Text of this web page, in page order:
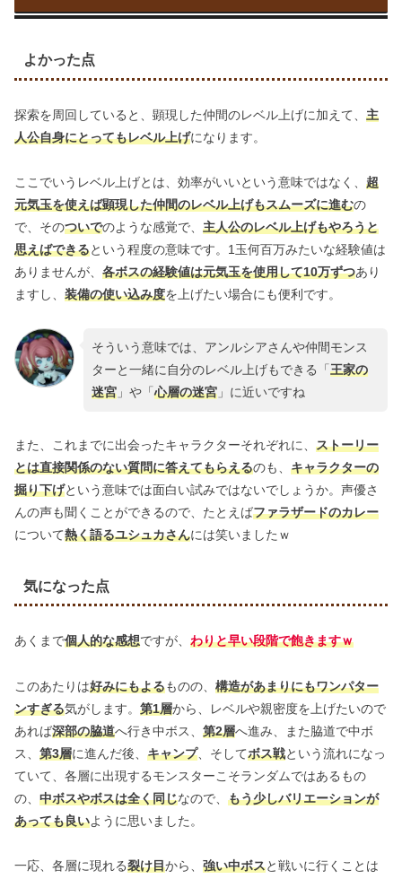
よかった点
探索を周回していると、顕現した仲間のレベル上げに加えて、 主
人公自身にとってもレベル上げになります。
ここでいうレベル上げとは、効率がいいという意味ではなく、 超
元気玉を使えば顕現した仲間のレベル上げもスムーズに進むの
で、そのついでのような感覚で、 主人公のレベル上げもやろうと
思えばできるという程度の意味です。1玉何百万みたいな経験値は
ありませんが、 各ボスの経験値は元気玉を使用して10万ずつあり
ますし、 装備の使い込み度を上げたい場合にも便利です。
そういう意味では、アンルシアさんや仲間モンス
ターと一緒に自分のレベル上げもできる「王家の
迷宮」や「心層の迷宮」に近いですね
また、これまでに出会ったキャラクターそれぞれに、 ストーリー
とは直接関係のない質問に答えてもらえるのも、 キャラクターの
掘り下げという意味では面白い試みではないでしょうか。声優さ
んの声も聞くことができるので、たとえばファラザードのカレー
について熱く語るユシュカさんには笑いましたｗ
気になった点
あくまで個人的な感想ですが、 わりと早い段階で飽きますｗ
このあたりは好みにもよるものの、 構造があまりにもワンパター
ンすぎる気がします。 第1層から、レベルや親密度を上げたいので
あれば深部の脇道へ行き中ボス、 第2層へ進み、また脇道で中ボ
ス、 第3層に進んだ後、 キャンプ、そしてボス戦という流れになっ
ていて、各層に出現するモンスターこそランダムではあるもの
の、 中ボスやボスは全く同じなので、 もう少しバリエーションが
あっても良いように思いました。
一応、各層に現れる裂け目から、 強い中ボスと戦いに行くことは